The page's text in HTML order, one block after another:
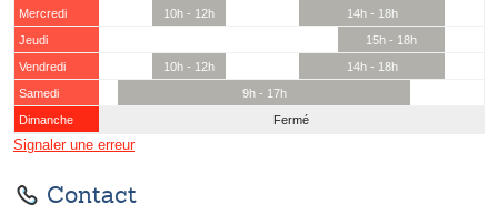
Mercredi
10h - 12h
14h - 18h
Jeudi
15h - 18h
Vendredi
10h - 12h
14h - 18h
Samedi
9h - 17h
Dimanche
Fermé
Signaler une erreur
Contact